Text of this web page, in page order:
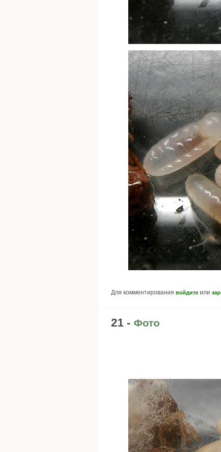
Для комментирования войдите или
21 - Фото